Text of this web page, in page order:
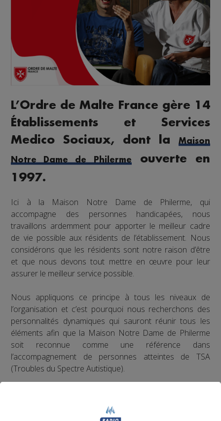
L’Ordre de Malte France gère 14
Établissements et Services
Medico Sociaux, dont la
Maison
Notre Dame de Philerme
ouverte en
1997.
Ici à la Maison Notre Dame de Philerme, qui
accompagne des personnes handicapées, nous
travaillons ardemment pour apporter le meilleur cadre
de vie possible aux résidents de l’établissement. Nous
considérons que les résidents sont notre raison d’être
et que nous devons tout mettre en œuvre pour leur
assurer le meilleur service possible.
Nous appliquons ce principe à tous les niveaux de
l’organisation et c’est pourquoi nous recherchons des
personnalités dynamiques qui sauront réunir tous les
éléments afin que la Maison Notre Dame de Philerme
soit reconnue comme une référence dans
l’accompagnement de personnes atteintes de TSA
(Troubles du Spectre Autistique).